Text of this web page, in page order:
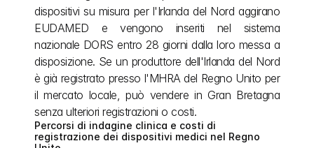
dispositivi su misura per l'Irlanda del Nord aggirano
EUDAMED e vengono inseriti nel sistema
nazionale DORS entro 28 giorni dalla loro messa a
disposizione. Se un produttore dell'Irlanda del Nord
è già registrato presso l'MHRA del Regno Unito per
il mercato locale, può vendere in Gran Bretagna
senza ulteriori registrazioni o costi.
Percorsi di indagine clinica e costi di
registrazione dei dispositivi medici nel Regno